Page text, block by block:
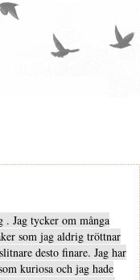
. Jag tycker om många
som jag aldrig tröttnar
desto finare. Jag har
kuriosa och jag hade